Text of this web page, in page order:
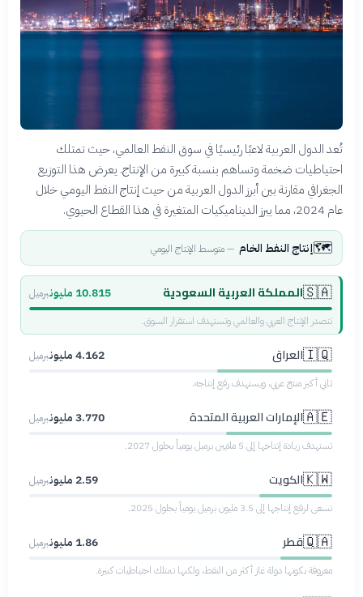
تُعد الدول العربية لاعبًا رئيسيًا في سوق النفط العالمي، حيث تمتلك
احتياطيات ضخمة وتساهم بنسبة كبيرة من الإنتاج. يعرض هذا التوزيع
الجغرافي مقارنة بين أبرز الدول العربية من حيث إنتاج النفط اليومي خلال
عام 2024، مما يبرز الديناميكيات المتغيرة في هذا القطاع الحيوي.
🗺️إنتاج النفط الخام —متوسط الإنتاج اليومي
🇸🇦المملكة العربية السعودية 10.815 مليون
برميل
تتصدر الإنتاج العربي والعالمي وتستهدف استقرار السوق.
🇮🇶العراق 4.162 مليون
برميل
ثاني أكبر منتج عربي، ويستهدف رفع إنتاجه.
🇦🇪الإمارات العربية المتحدة 3.770 مليون
برميل
تستهدف زيادة إنتاجها إلى 5 ملايين برميل يومياً بحلول 2027.
🇰🇼الكويت 2.59 مليون
برميل
تسعى لرفع إنتاجها إلى 3.5 مليون برميل يومياً بحلول 2025.
🇶🇦قطر 1.86 مليون
برميل
معروفة بكونها دولة غاز أكثر من النفط، ولكنها تمتلك احتياطيات كبيرة.